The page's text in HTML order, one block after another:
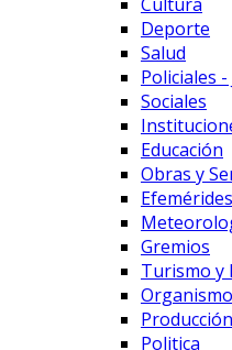
Deporte
Salud
Policiales -
Sociales
Educación
Obras y
Efemérides
Gremios
Turismo y
Producción
Politica